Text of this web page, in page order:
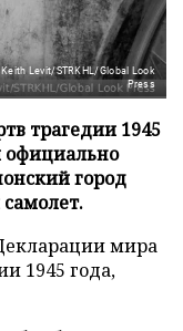
Levit/STRKHL/Global Look
Press
трагедии 1945
официально
город
мира
1945 года,